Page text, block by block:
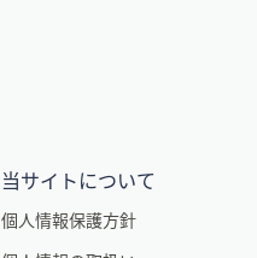
当サイトについて
個人情報保護方針